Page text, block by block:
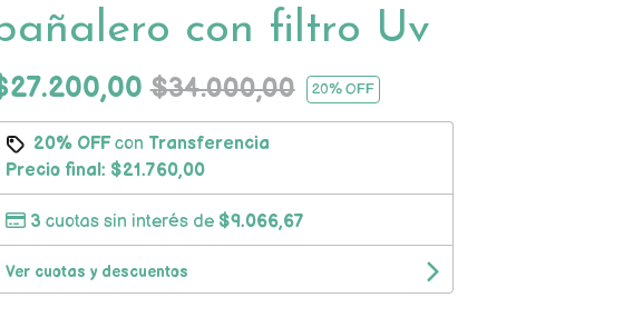
con filtro Uv
$34.000,00 20% OFF
20% OFFcon Transferencia
Precio final: $21.760,00
3 cuotas sin interés de $9.066,67
Ver cuotas y descuentos